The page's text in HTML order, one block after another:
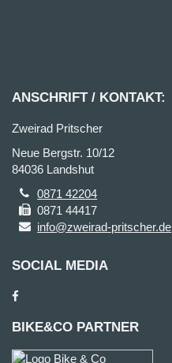
ANSCHRIFT / KONTAKT:
Zweirad Pritscher
Neue Bergstr. 10/12
84036 Landshut
0871 42204
0871 44417
info@zweirad-pritscher.de
SOCIAL MEDIA
BIKE&CO PARTNER